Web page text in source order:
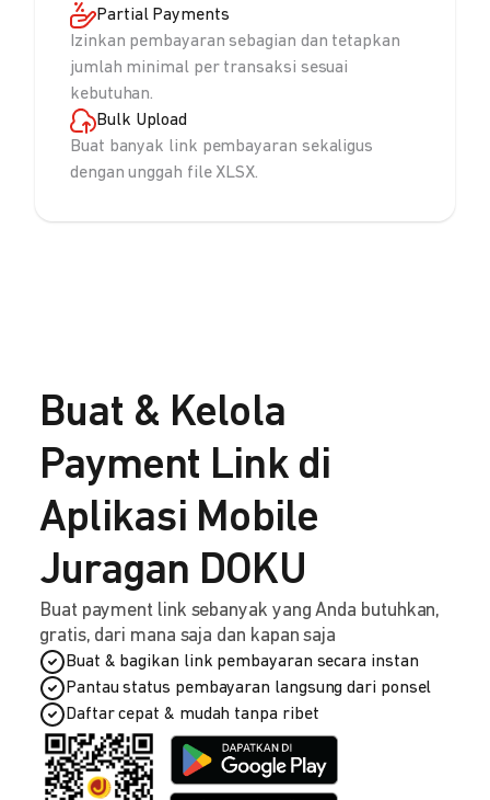
Partial Payments
Izinkan pembayaran sebagian dan tetapkan
jumlah minimal per transaksi sesuai
kebutuhan.
Bulk Upload
Buat banyak link pembayaran sekaligus
dengan unggah file XLSX.
Buat & Kelola
Payment Link di
Aplikasi Mobile
Juragan DOKU
Buat payment link sebanyak yang Anda butuhkan,
gratis, dari mana saja dan kapan saja
Buat & bagikan link pembayaran secara instan
Pantau status pembayaran langsung dari ponsel
Daftar cepat & mudah tanpa ribet